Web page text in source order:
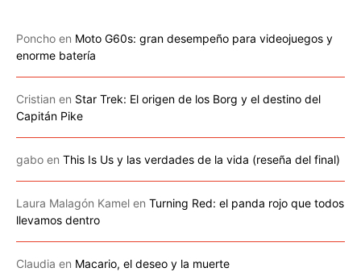
Poncho en Moto G60s: gran desempeño para videojuegos y
enorme batería
Cristian en Star Trek: El origen de los Borg y el destino del
Capitán Pike
gabo en This Is Us y las verdades de la vida (reseña del final)
Laura Malagón Kamel en Turning Red: el panda rojo que todos
llevamos dentro
Claudia en Macario, el deseo y la muerte